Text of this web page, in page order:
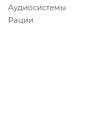
Аудиосистемы
Рации